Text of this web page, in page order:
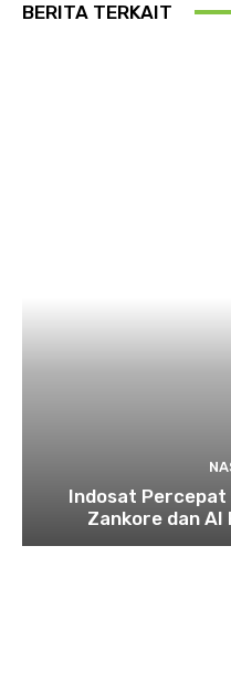
BERITA TERKAIT
Indosat Percepat
Zankore dan AI